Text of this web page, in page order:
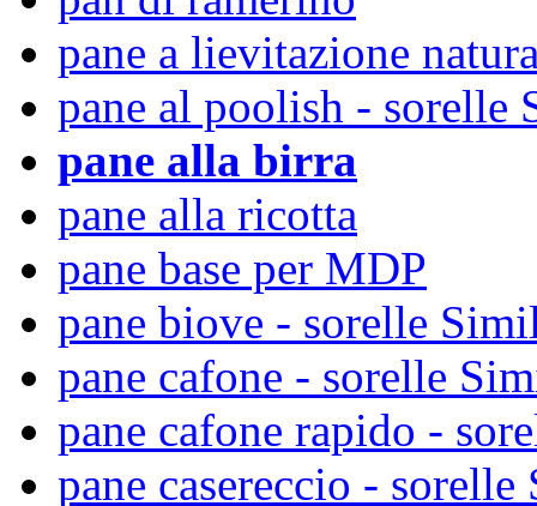
pane a lievitazione
pane al poolish - sorelle
pane alla birra
pane alla ricotta
pane base per MDP
pane biove - sorelle
pane cafone - sorelle
pane cafone rapido -
pane casereccio -